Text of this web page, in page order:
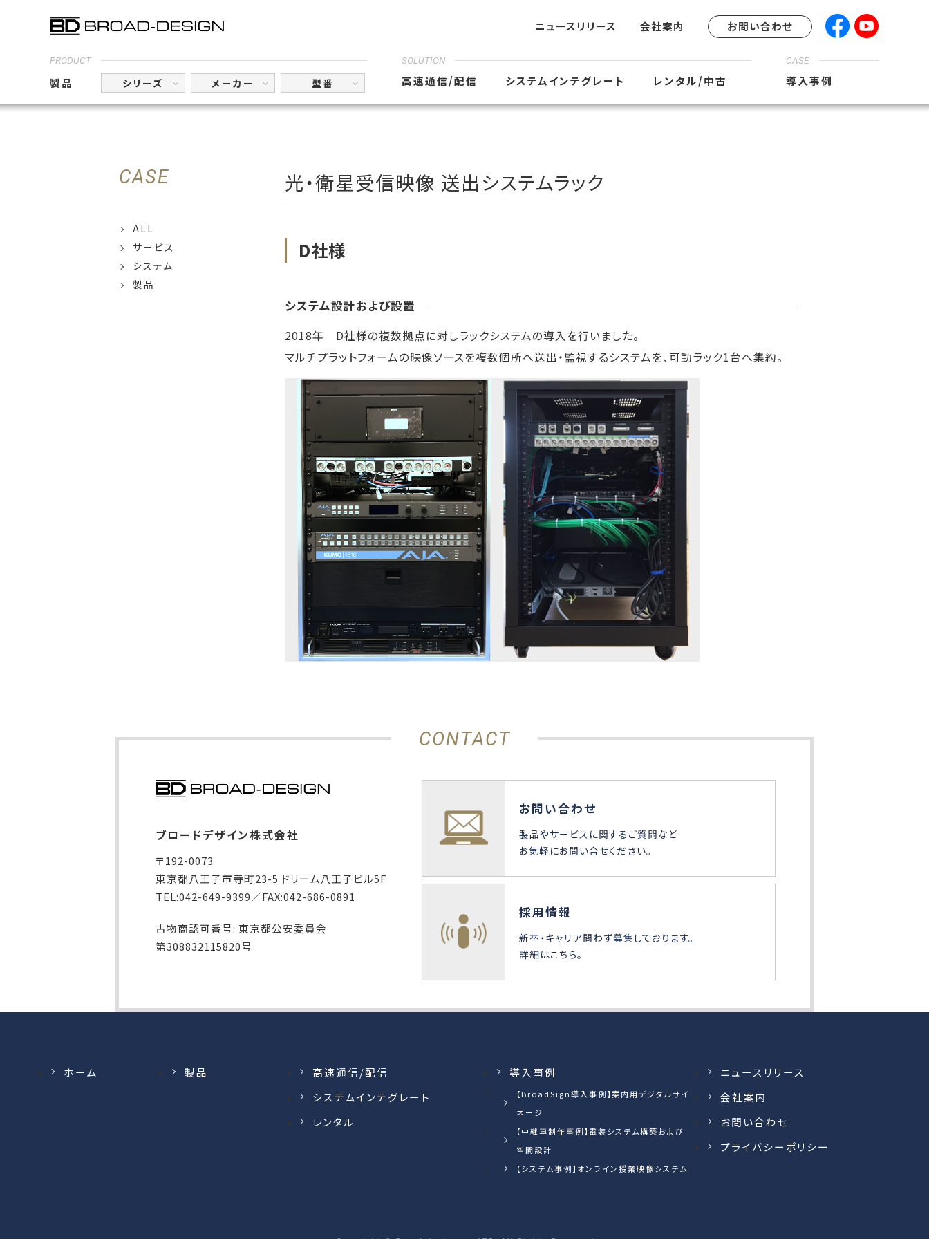
ニュースリリース 会社案内 お問い合わせ
PRODUCT
製品 シリーズ メーカー 型番
SOLUTION
高速通信/配信 システムインテグレート レンタル/中古
CASE
導入事例
CASE
ALL
サービス
システム
製品
光・衛星受信映像 送出システムラック
D社様
システム設計および設置
2018年 D社様の複数拠点に対しラックシステムの導入を行いました。
マルチプラットフォームの映像ソースを複数個所へ送出・監視するシステムを、可動ラック1台へ集約。
CONTACT
ブロードデザイン株式会社
〒192-0073
東京都八王子市寺町23-5 ドリーム八王子ビル5F
TEL:042-649-9399／FAX:042-686-0891
古物商認可番号: 東京都公安委員会
第308832115820号
お問い合わせ
製品やサービスに関するご質問など
お気軽にお問い合せください。
採用情報
新卒・キャリア問わず募集しております。
詳細はこちら。
ホーム 製品
高速通信/配信
システムインテグレート
レンタル
導入事例
【BroadSign導入事例】案内用デジタルサイ
ネージ
【中継車制作事例】電装システム構築および
空間設計
【システム事例】オンライン授業映像システム
ニュースリリース
会社案内
お問い合わせ
プライバシーポリシー